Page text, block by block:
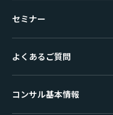
セミナー
よくあるご質問
コンサル基本情報